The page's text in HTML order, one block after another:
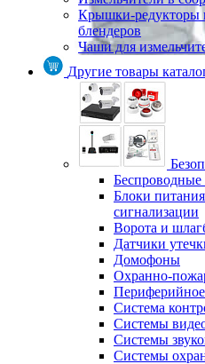
Крышки-редукторы
блендеров
Чаши для
Другие товары
Беспроводные
Блоки
сигнализации
Ворота и
Датчики
Домофоны
Охранно-
Система
Системы
Системы
Системы